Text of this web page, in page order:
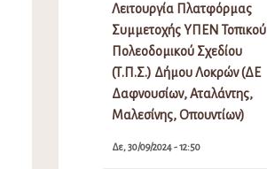
Λειτουργία Πλατφόρμας
Συμμετοχής ΥΠΕΝ Τοπικού
Πολεοδομικού Σχεδίου
(Τ.Π.Σ.) Δήμου Λοκρών (ΔΕ
Δαφνουσίων, Αταλάντης,
Μαλεσίνης, Οπουντίων)
Δε, 30/09/2024 - 12:50